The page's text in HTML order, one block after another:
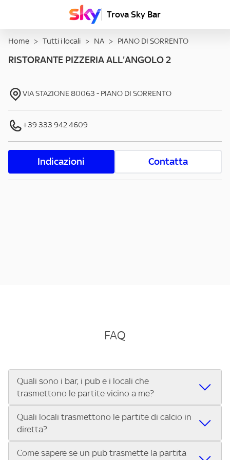
Trova Sky Bar
Home > Tutti i locali > NA > PIANO DI SORRENTO
RISTORANTE PIZZERIA ALL'ANGOLO 2
VIA STAZIONE80063 - PIANO DI SORRENTO
+39 333 942 4609
Indicazioni Contatta
FAQ
Quali sono i bar, i pub e i locali che
trasmettono le partite vicino a me?
Se cerchi un bar, pub, ristorante o locale vicino a te per
vedere le partite di Serie A ENILIVE, la Serie C Sky Wifi, la
UEFA Champions League, la UEFA Europa League, la UEFA
Conference League, il Tennis, la Formula 1®, la MotoGP™ e
Quali locali trasmettono le partite di calcio in
diretta?
Vuoi sapere quali bar, pub o ristoranti mostrano le partite
Come sapere se un pub trasmette la partita